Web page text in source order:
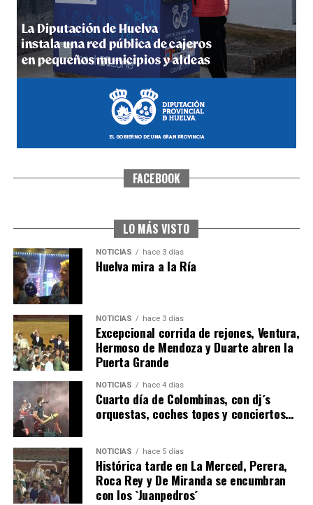
5º DÍA DE LAS FIESTAS COLOMBINAS 2026
hace 3 días ·Huelvatv
CUARTA CORRIDA DE LAS FIESTAS COLOMBINAS
4º DÍA DE LAS FIESTAS COLOMBINAS 2026
hace 4 días Huelvatv
FACEBOOK
LO MÁS VISTO
NOTICIAS hace 3 días
Huelva mira a la Ría
NOTICIAS hace 3 días
Excepcional corrida de rejones, Ventura,
Hermoso de Mendoza y Duarte abren la
Puerta Grande
NOTICIAS hace 4 días
Cuarto día de Colombinas, con dj´s
orquestas, coches topes y conciertos…
NOTICIAS hace 5 días
Histórica tarde en La Merced, Perera,
Roca Rey y De Miranda se encumbran
con los `Juanpedros´